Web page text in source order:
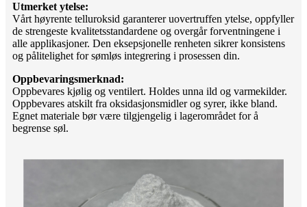
Utmerket ytelse:
Vårt høyrente telluroksid garanterer uovertruffen ytelse, oppfyller
de strengeste kvalitetsstandardene og overgår forventningene i
alle applikasjoner. Den eksepsjonelle renheten sikrer konsistens
og pålitelighet for sømløs integrering i prosessen din.
Oppbevaringsmerknad:
Oppbevares kjølig og ventilert. Holdes unna ild og varmekilder.
Oppbevares atskilt fra oksidasjonsmidler og syrer, ikke bland.
Egnet materiale bør være tilgjengelig i lagerområdet for å
begrense søl.